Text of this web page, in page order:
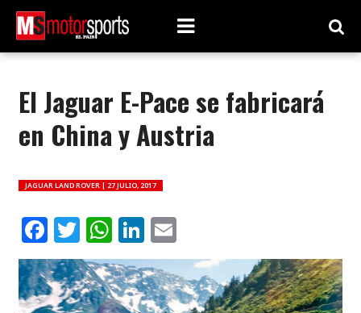
El Jaguar E-Pace se fabricará
en China y Austria
JAGUAR LAND ROVER | 27 JULIO, 2017
Facebook
Twitter
WhatsApp
LinkedIn
Email